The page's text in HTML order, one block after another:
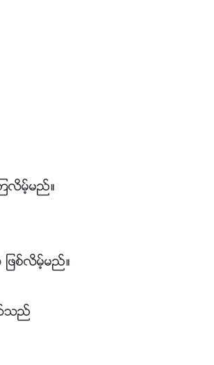
လိမ့္မည္။
ဖစ္လိမ့္မည္။
တ္သည္